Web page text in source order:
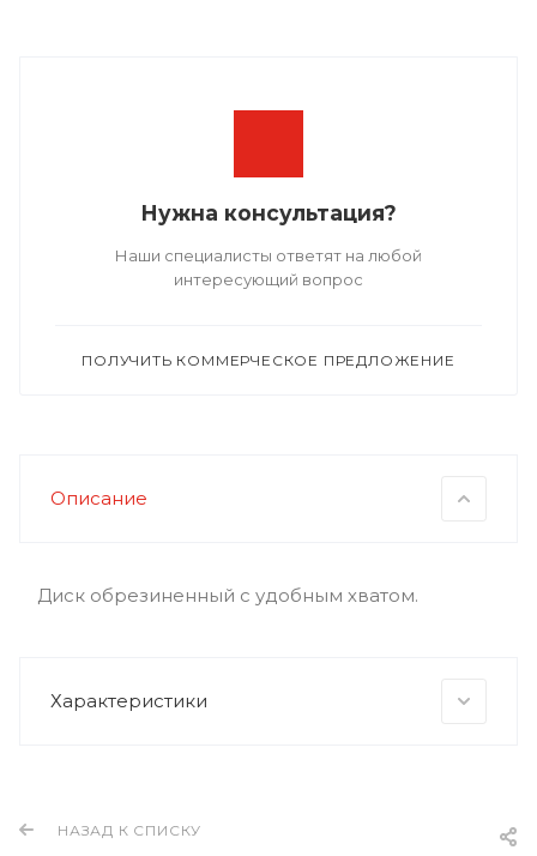
Нужна консультация?
Наши специалисты ответят на любой
интересующий вопрос
ПОЛУЧИТЬ КОММЕРЧЕСКОЕ ПРЕДЛОЖЕНИЕ
Описание
Диск обрезиненный с удобным хватом.
Характеристики
НАЗАД К СПИСКУ